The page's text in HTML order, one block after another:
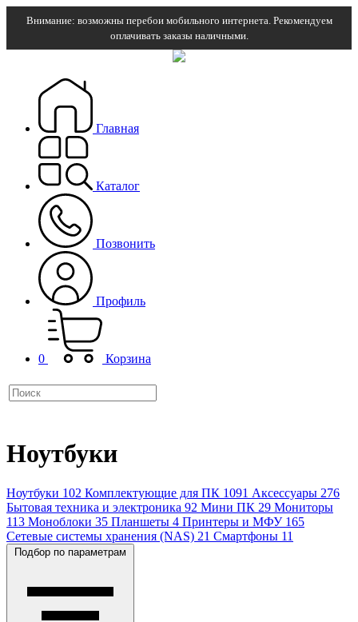
Внимание: возможны перебои мобильного интернета. Рекомендуем
оплачивать заказы наличными.
Главная
Каталог
Позвонить
Профиль
0 Корзина
Ноутбуки
Ноутбуки 102 Комплектующие для ПК 1091 Аксессуары 276
Бытовая техника и электроника 92 Мини ПК 29 Мониторы
113 Моноблоки 35 Планшеты 4 Принтеры и МФУ 165
Сетевые системы хранения (NAS) 21 Смартфоны 11
Подбор по параметрам